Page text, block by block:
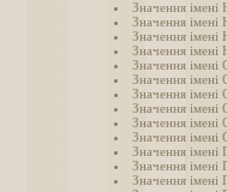
Значення імені
Значення імені
Значення імені
Значення імені
Значення імені
Значення імені
Значення імені
Значення імені
Значення імені
Значення імені
Значення імені
Значення імені
Значення імені